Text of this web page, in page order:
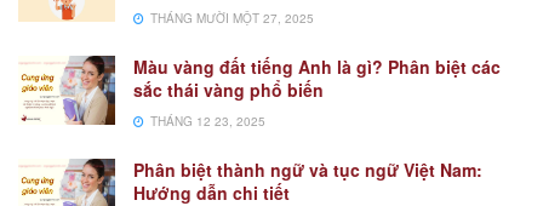
THÁNG MƯỜI MỘT 27, 2025
Màu vàng đất tiếng Anh là gì? Phân biệt các
sắc thái vàng phổ biến
THÁNG 12 23, 2025
Phân biệt thành ngữ và tục ngữ Việt Nam:
Hướng dẫn chi tiết